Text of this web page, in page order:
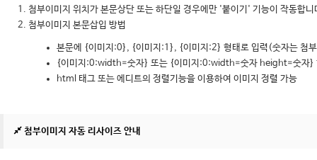
첨부이미지 위치가 본문상단 또는 하단일 경우에만 '붙이기' 기능이 작동합니
첨부이미지 본문삽입 방법
본문에 {이미지:0}, {이미지:1}, {이미지:2} 형태로 입력(숫자는 첨
{이미지:0:width=숫자} 또는 {이미지:0:width=숫자 height=숫자}
html 태그 또는 에디트의 정렬기능을 이용하여 이미지 정렬 가능
첨부이미지 자동 리사이즈 안내